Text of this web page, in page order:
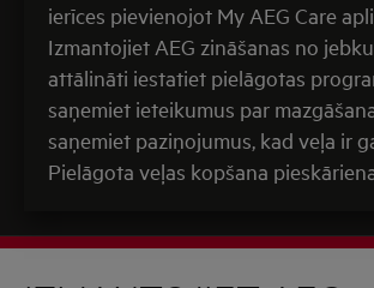
ierīces pievienojot My AEG Care
Izmantojiet AEG zināšanas no
attālināti iestatiet pielāgotas
saņemiet ieteikumus par
saņemiet paziņojumus, kad veļa ir
Pielāgota veļas kopšana